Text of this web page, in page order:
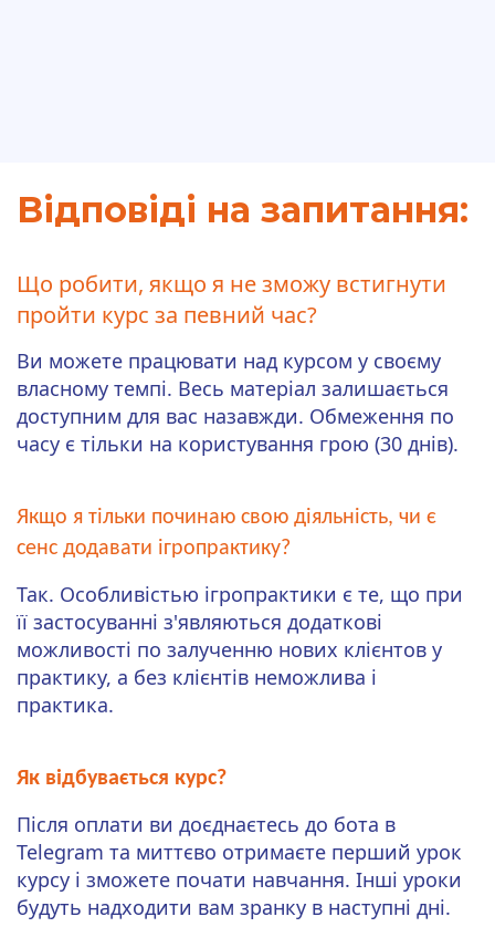
Відповіді на запитання:
Що робити, якщо я не зможу встигнути
пройти курс за певний час?
Ви можете працювати над курсом у своєму
власному темпі. Весь матеріал залишається
доступним для вас назавжди. Обмеження по
часу є тільки на користування грою (30 днів).
Якщо я тільки починаю свою діяльність, чи є
сенс додавати ігропрактику?
Так. Особливістью ігропрактики є те, що при
її застосуванні з'являються додаткові
можливості по залученню нових клієнтов у
практику, а без клієнтів неможлива і
практика.
Як відбувається курс?
Після оплати ви доєднаєтесь до бота в
Telegram та миттєво отримаєте перший урок
курсу і зможете почати навчання. Інші уроки
будуть надходити вам зранку в наступні дні.